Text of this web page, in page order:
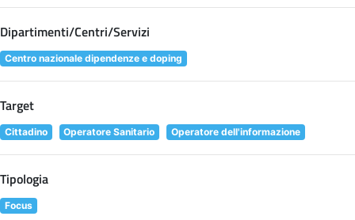
Dipartimenti/Centri/Servizi
Centro nazionale dipendenze e doping
Target
Cittadino Operatore Sanitario Operatore dell'informazione
Tipologia
Focus